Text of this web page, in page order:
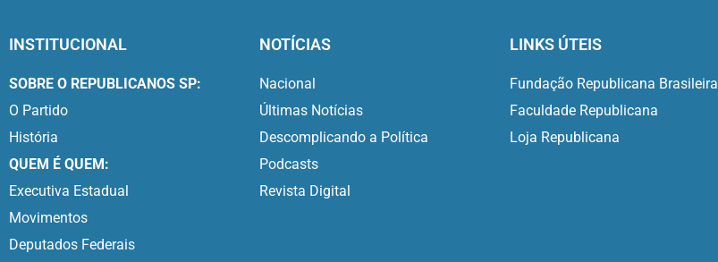
INSTITUCIONAL
SOBRE O REPUBLICANOS SP:
O Partido
História
QUEM É QUEM:
Executiva Estadual
Movimentos
Deputados Federais
NOTÍCIAS
Nacional
Últimas Notícias
Descomplicando a Política
Podcasts
Revista Digital
LINKS ÚTEIS
Fundação Republicana Brasileira
Faculdade Republicana
Loja Republicana